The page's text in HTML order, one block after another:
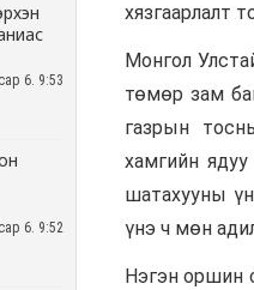
6. 9:53
6. 9:52